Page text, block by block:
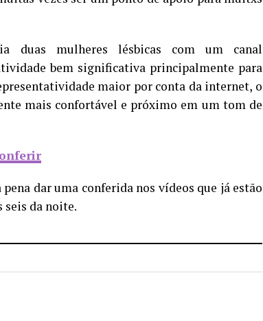
duas mulheres lésbicas com um canal
bem significativa principalmente para
maior por conta da internet, o
mais confortável e próximo em um tom de
dar uma conferida nos vídeos que já estão
seis da noite.